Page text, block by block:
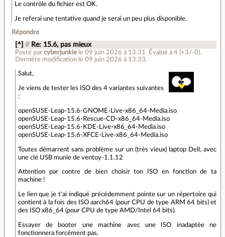
Le contrôle du fichier est OK.
Je referai une tentative quand je serai un peu plus disponible.
Répondre
[^] # Re: 15.6, pas mieux
Posté par cyberjunkie le 09 juin 2026 à 13:31.Évalué à 4 (+3/-0).
Dernière modification le 09 juin 2026 à 13:33.
Salut,
Je viens de tester les ISO des 4 variantes suivantes
:
openSUSE-Leap-15.6-GNOME-Live-x86_64-Media.iso
openSUSE-Leap-15.6-Rescue-CD-x86_64-Media.iso
openSUSE-Leap-15.6-KDE-Live-x86_64-Media.iso
openSUSE-Leap-15.6-XFCE-Live-x86_64-Media.iso
Toutes démarrent sans problème sur un (très vieux) laptop Dell, avec
une clé USB munie de ventoy-1.1.12
Attention par contre de bien choisir ton ISO en fonction de ta
machine !
Le lien que je t'ai indiqué précédemment pointe sur un répertoire qui
contient à la fois des ISO aarch64 (pour CPU de type ARM 64 bits) et
des ISO x86_64 (pour CPU de type AMD/Intel 64 bits).
Essayer de booter une machine avec une ISO inadaptée ne
fonctionnera forcément pas.